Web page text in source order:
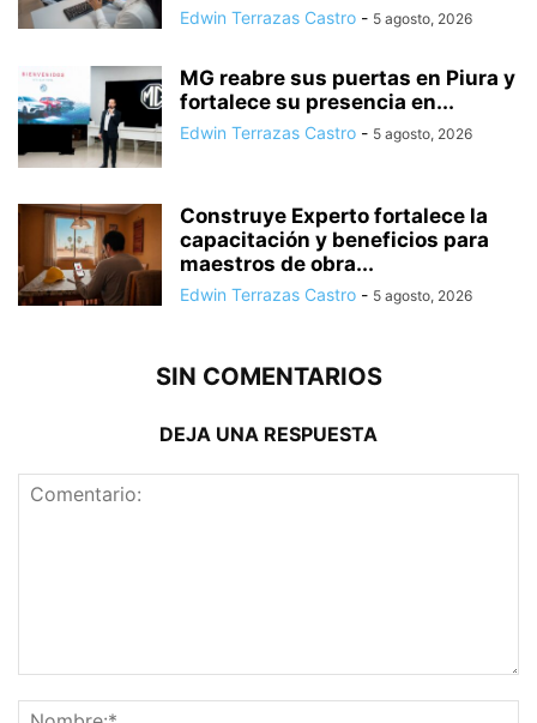
Edwin Terrazas Castro - 5 agosto, 2026
MG reabre sus puertas en Piura y
fortalece su presencia en...
Edwin Terrazas Castro - 5 agosto, 2026
Construye Experto fortalece la
capacitación y beneficios para
maestros de obra...
Edwin Terrazas Castro - 5 agosto, 2026
SIN COMENTARIOS
DEJA UNA RESPUESTA